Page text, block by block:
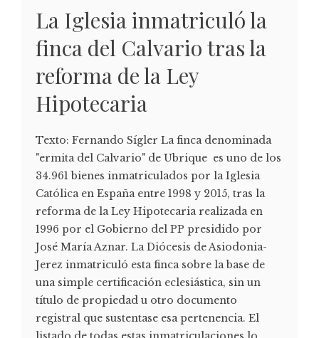
La Iglesia inmatriculó la
finca del Calvario tras la
reforma de la Ley
Hipotecaria
Texto: Fernando Sígler La finca denominada
"ermita del Calvario" de Ubrique es uno de los
34.961 bienes inmatriculados por la Iglesia
Católica en España entre 1998 y 2015, tras la
reforma de la Ley Hipotecaria realizada en
1996 por el Gobierno del PP presidido por
José María Aznar. La Diócesis de Asiodonia-
Jerez inmatriculó esta finca sobre la base de
una simple certificación eclesiástica, sin un
título de propiedad u otro documento
registral que sustentase esa pertenencia. El